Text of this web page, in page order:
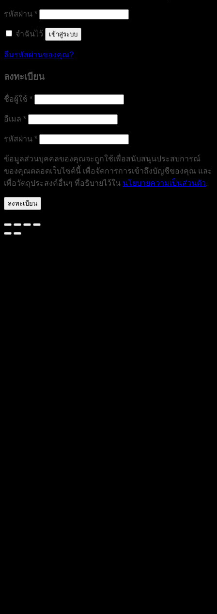
รหัสผ่าน *ต้องการ
จำฉันไว้ เข้าสู่ระบบ
ลืมรหัสผ่านของคุณ?
ลงทะเบียน
ชื่อผู้ใช้ *ต้องการ
อีเมล *ต้องการ
รหัสผ่าน *ต้องการ
ข้อมูลส่วนบุคคลของคุณจะถูกใช้เพื่อสนับสนุนประสบการณ์
ของคุณตลอดเว็บไซต์นี้ เพื่อจัดการการเข้าถึงบัญชีของคุณ และ
เพื่อวัตถุประสงค์อื่นๆ ที่อธิบายไว้ใน นโยบายความเป็นส่วนตัว.
ลงทะเบียน